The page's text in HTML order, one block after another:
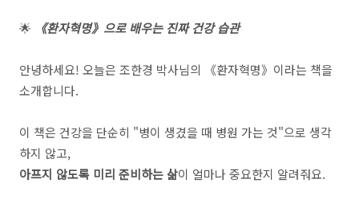
🌟 《환자혁명》으로 배우는 진짜 건강 습관
안녕하세요! 오늘은 조한경 박사님의 《환자혁명》이라는 책을
소개합니다.
이 책은 건강을 단순히 "병이 생겼을 때 병원 가는 것"으로 생각
하지 않고,
아프지 않도록 미리 준비하는 삶이 얼마나 중요한지 알려줘요.